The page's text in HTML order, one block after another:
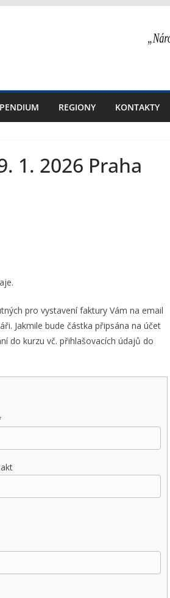
REGIONY KONTAKTY
1. 2026 Praha
pro vystavení faktury Vám na email
Jakmile bude částka připsána na účet
do kurzu vč. přihlašovacích údajů do